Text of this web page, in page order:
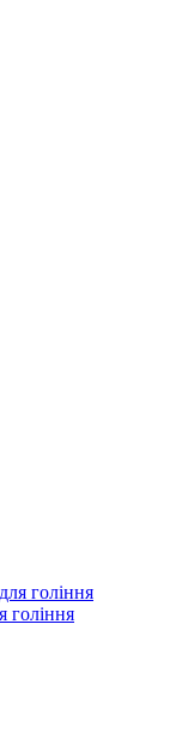
гоління